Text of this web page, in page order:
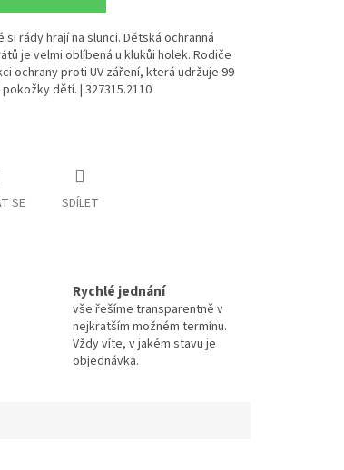
rády hrají na slunci. Dětská ochranná
je velmi oblíbená u klukůi holek. Rodiče
ochrany proti UV záření, která udržuje 99
dětí. | 327315.2110
SE SDÍLET
Rychlé jednání
vše řešíme transparentně v
nejkratším možném termínu.
Vždy víte, v jakém stavu je
objednávka.